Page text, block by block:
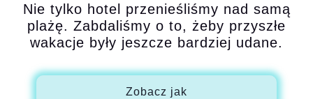
Nie tylko hotel przenieśliśmy nad samą
plażę. Zabdaliśmy o to, żeby przyszłe
wakacje były jeszcze bardziej udane.
Zobacz jak